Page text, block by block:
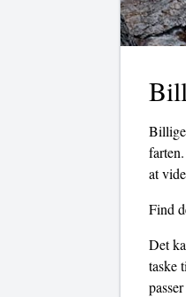
at
Find
Det
taske